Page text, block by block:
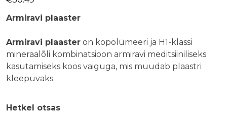
Armiravi plaaster
Armiravi plaaster on kopolümeeri ja H1-klassi
mineraalõli kombinatsioon armiravi meditsiiniliseks
kasutamiseks koos vaiguga, mis muudab plaastri
kleepuvaks.
Hetkel otsas